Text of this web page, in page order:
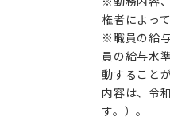
権者によっ
※職員の給
員の給与水
動すること
内容は、令